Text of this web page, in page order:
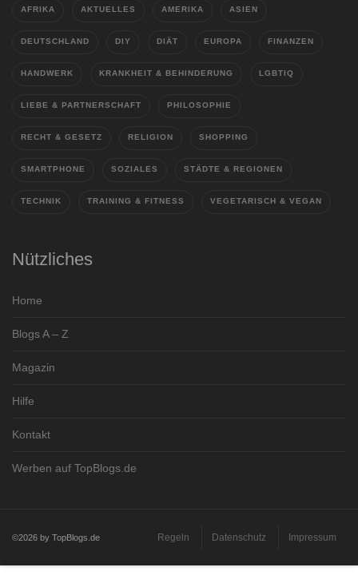
AFRIKA AKTUELLES AMERIKA ASIEN
DEUTSCHLAND DIY DIÄT EUROPA FINANZEN
HANDWERK KRANKHEIT & BEHINDERUNG LGBTIQ
LIEBE & PARTNERSCHAFT PHILOSOPHIE
RECHT & GESETZ RELIGION SHOPPING
SMARTPHONE SOZIALES STÄDTE & REGIONEN
TECHNIK TRAINING & FITNESS VEGETARISCH & VEGAN
Nützliches
Home
Blogs A – Z
Magazin
Hilfe
Kontakt
Werben auf TopBlogs.de
©2026 by TopBlogs.de Regeln Datenschutz Impressum